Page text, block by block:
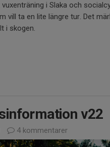
vuxenträning i Slaka och
vill ta en lite längre tur. Det
i skogen.
v22
4 kommentarer